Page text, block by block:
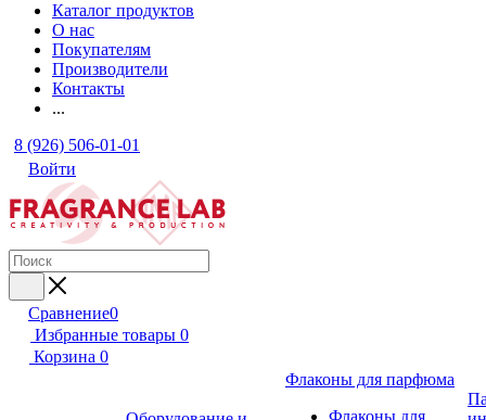
Каталог продуктов
О нас
Покупателям
Производители
Контакты
...
8 (926) 506-01-01
Войти
Сравнение0
Избранные товары 0
Корзина 0
Флаконы для парфюма
Флаконы для